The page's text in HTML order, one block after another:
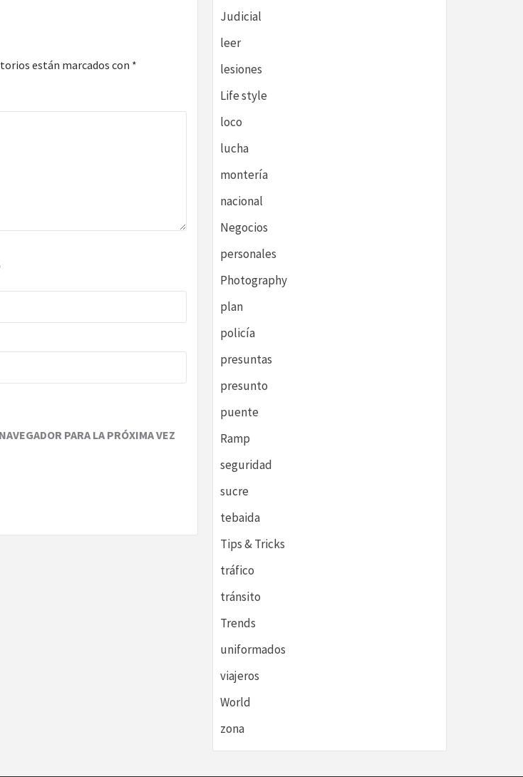
están marcados con *
PARA LA PRÓXIMA VEZ
Judicial
leer
lesiones
Life style
loco
lucha
montería
nacional
Negocios
personales
Photography
plan
policía
presuntas
presunto
puente
Ramp
seguridad
sucre
tebaida
Tips & Tricks
tráfico
tránsito
Trends
uniformados
viajeros
World
zona